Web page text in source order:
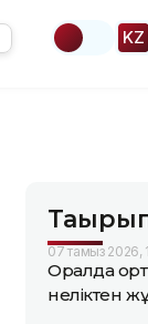
KZ
07 тамыз 2026,
Оралда
неліктен